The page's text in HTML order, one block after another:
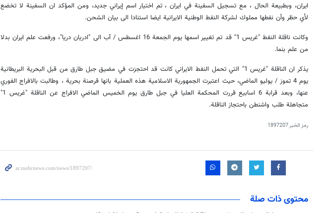
ايران، وبطبيعة الحال ، مع تسجيل السفينة في ايران ، تم اختيار اسم إيراني جديد، ومن المؤكد ان السفينة لا تخضع
لأي حظر وأن نفطها مملوك لشركة النفط الوطنية الايرانية ايضا استنادا الى بيان الشحن.
وكانت ناقلة النفط "غريس 1" قد تم تغيير اسمها يوم الجمعة 16 اغسطس / آب الى "ادريان دريا"، ورفعت علم ايران بدلا
من علم بنما.
يذكر ان الناقلة "غريس 1" التي تحمل النفط الايراني كانت قد احتجزت في مضيق جبل طارق من قبل البحرية البريطانية
يوم 4 تموز / يوليو الماضي، حيث اعتبرت الجمهورية الاسلامية هذه العملية بانها قرصنة بحرية ، وطالبت بالافراج الفوري
عنها، وبعد قرابة 6 اسابيع قررت المحكمة العليا في جبل طارق يوم الخميس الماضي الافراج عن الناقلة "غريس 1"
متجاهلة طلب واشنطن باحتجاز الناقلة.
رمز الخبر1897207
محتوى ذات صلة